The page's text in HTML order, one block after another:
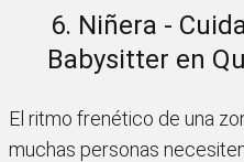
6. Niñera -
Babysitter en
El ritmo frenético de una
muchas personas